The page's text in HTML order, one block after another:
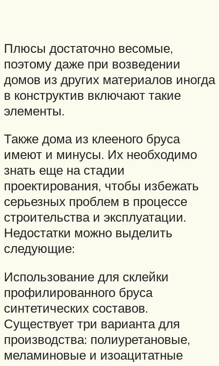
Плюсы достаточно весомые,
поэтому даже при возведении
домов из других материалов иногда
в конструктив включают такие
элементы.
Также дома из клееного бруса
имеют и минусы. Их необходимо
знать еще на стадии
проектирования, чтобы избежать
серьезных проблем в процессе
строительства и эксплуатации.
Недостатки можно выделить
следующие:
Использование для склейки
профилированного бруса
синтетических составов.
Существует три варианта для
производства: полиуретановые,
меламиновые и изоацитатные